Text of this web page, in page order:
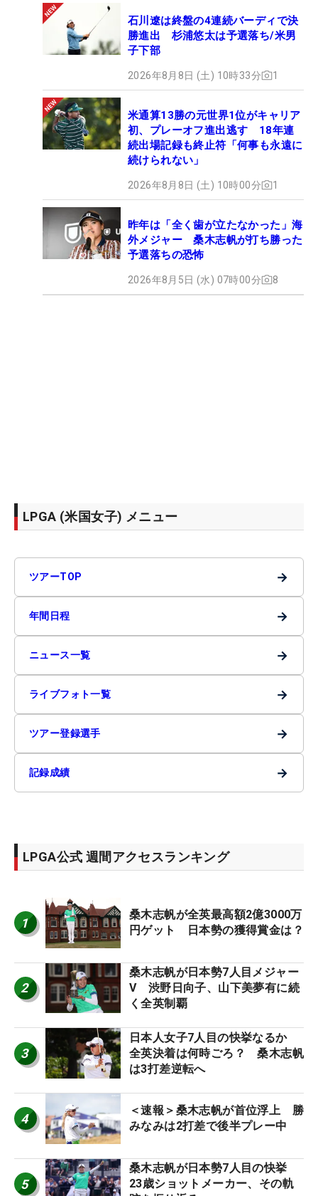
石川遼は終盤の4連続バーディで決
勝進出 杉浦悠太は予選落ち/米男
子下部
2026年8月8日 (土) 10時33分 1
米通算13勝の元世界1位がキャリア
初、プレーオフ進出逃す 18年連
続出場記録も終止符「何事も永遠に
続けられない」
2026年8月8日 (土) 10時00分 1
昨年は「全く歯が立たなかった」海
外メジャー 桑木志帆が打ち勝った
予選落ちの恐怖
2026年8月5日 (水) 07時00分 8
LPGA (米国女子) メニュー
ツアーTOP →
年間日程 →
ニュース一覧 →
ライブフォト一覧 →
ツアー登録選手 →
記録成績 →
LPGA公式 週間アクセスランキング
1
桑木志帆が全英最高額2億3000万
円ゲット 日本勢の獲得賞金は？
2
桑木志帆が日本勢7人目メジャー
V 渋野日向子、山下美夢有に続
く全英制覇
3
日本人女子7人目の快挙なるか
全英決着は何時ごろ？ 桑木志帆
は3打差逆転へ
4
＜速報＞桑木志帆が首位浮上 勝
みなみは2打差で後半プレー中
5
桑木志帆が日本勢7人目の快挙
23歳ショットメーカー、その軌